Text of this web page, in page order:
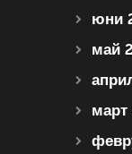
юни
май
март